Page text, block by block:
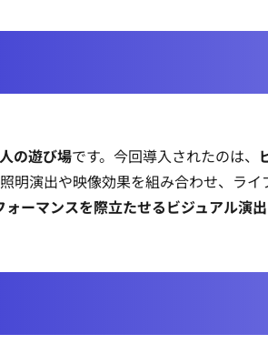
の遊び場です。今回導入されたのは、
明演出や映像効果を組み合わせ、ライ
ォーマンスを際立たせるビジュアル演出